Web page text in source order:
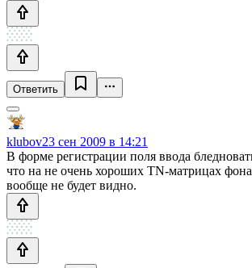
Ответить
klubov23 сен 2009 в 14:21
В форме регистрации поля ввода
что на не очень хороших TN-матрицах
вообще не будет видно.